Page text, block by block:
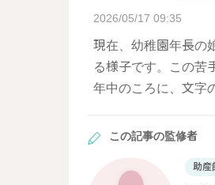
2026/05/17 09:35
現在、幼稚園年長の
る様子です。この苦
年中のころに、文字
この記事の監修者
助産